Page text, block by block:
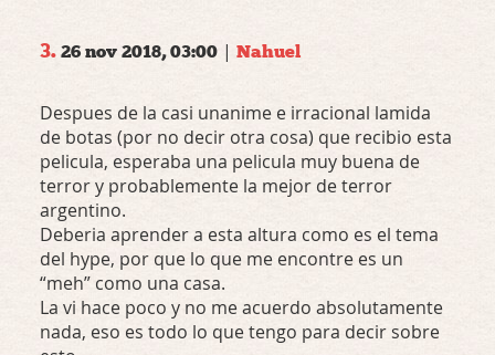
3. 26 nov 2018, 03:00 | Nahuel
Despues de la casi unanime e irracional lamida
de botas (por no decir otra cosa) que recibio esta
pelicula, esperaba una pelicula muy buena de
terror y probablemente la mejor de terror
argentino.
Deberia aprender a esta altura como es el tema
del hype, por que lo que me encontre es un
“meh” como una casa.
La vi hace poco y no me acuerdo absolutamente
nada, eso es todo lo que tengo para decir sobre